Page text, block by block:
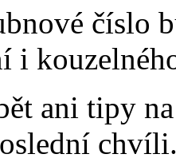
číslo
i
ani tipy